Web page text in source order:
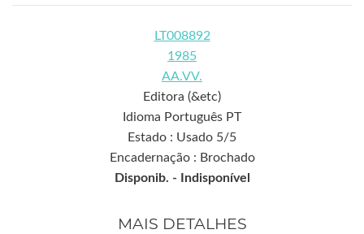
LT008892
1985
AA.VV.
Editora (&etc)
Idioma Português PT
Estado : Usado 5/5
Encadernação : Brochado
Disponib. -
Indisponível
MAIS DETALHES